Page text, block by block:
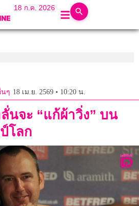
18 ก.ค. 2026
ๆ 18 เม.ย. 2569 • 10:20 น.
นจะ “แก้ผ้าวิ่ง” บน
โลก